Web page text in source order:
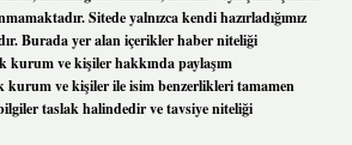
Sitede yalnızca kendi hazırladığımız
Burada yer alan içerikler haber niteliği
kurum ve kişiler hakkında paylaşım
kurum ve kişiler ile isim benzerlikleri tamamen
taslak halindedir ve tavsiye niteliği